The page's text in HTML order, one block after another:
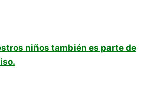
niños también es parte de